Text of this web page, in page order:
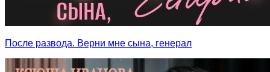
После развода. Верни мне сына, генерал